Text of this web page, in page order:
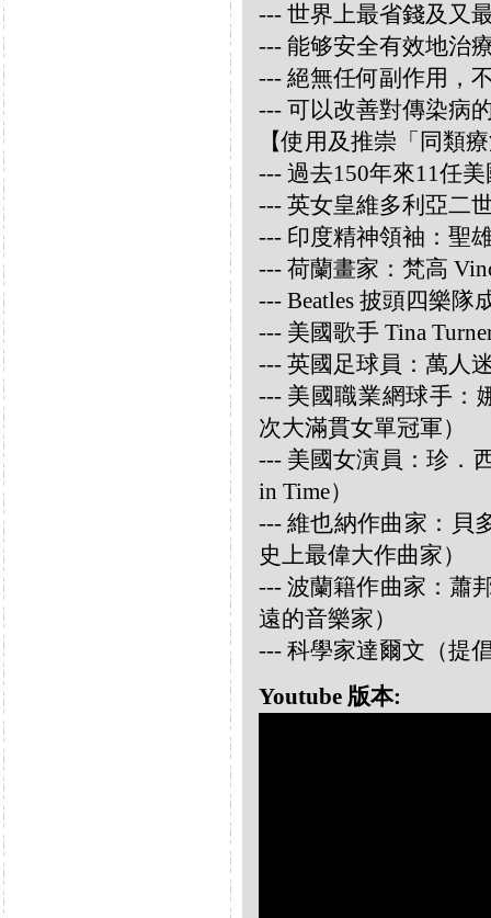
--- 世界上最省錢及又
--- 能够安全有效地治
--- 絕無任何副作用，
--- 可以改善對傳染病
【使用及推崇「同類
--- 過去150年來11任
--- 英女皇維多利亞二
--- 印度精神領袖：聖
--- 荷蘭畫家：梵高
--- Beatles 披頭四樂隊
--- 美國歌手 Tina
--- 英國足球員：萬人
--- 美國職業網球手：
次大滿貫女單冠軍）
--- 美國女演員：珍．
in Time）
--- 維也納作曲家：貝
史上最偉大作曲家）
--- 波蘭籍作曲家：蕭
遠的音樂家）
--- 科學家達爾文（提
Youtube 版本: